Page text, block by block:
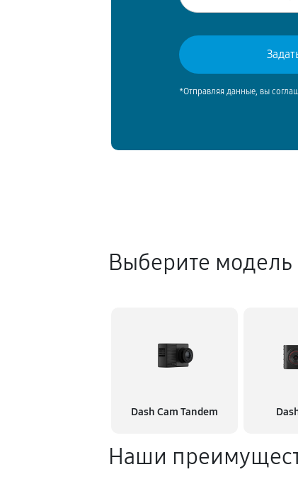
*Отправляя данные, вы
Выберите модель
Dash Cam Tandem
Наши